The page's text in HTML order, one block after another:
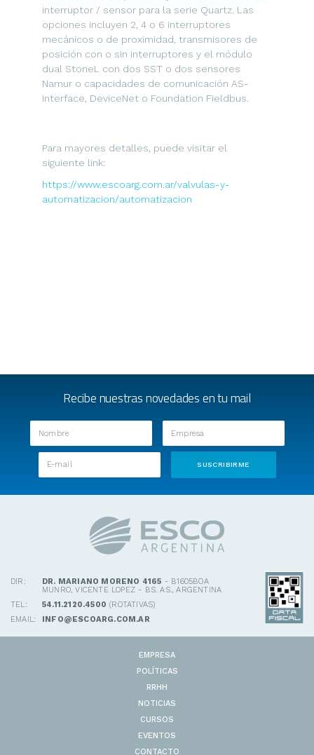
interruptor / sensor para la serie Quartz. Las
opciones incluyen 2, 4 o 6 interruptores
mecánicos o de proximidad, transmisores de
posición con o sin interruptores y el módulo
dual StoneL con dos SST o dos sensores
Namur o capacidades de comunicación AS-
Interface, DeviceNet o Foundation Fieldbus.
Para mayores detalles, puede visitar el
siguiente link:
https://www.escoarg.com.ar/valvulas-y-
automatizacion/automatizacion
Recibe nuestras novedades en tu mail
DIR: DR. MARIANO MORENO 4165 - B1605BOA
MUNRO, VICENTE LOPEZ - BS. AS., ARGENTINA
TEL:
54.11.2120.4500 (ROTATIVAS)
EMAIL:
INFO@ESCOARG.COM.AR
EMPRESA
POLÍTICAS
RRHH
NOTICIAS
CURSOS
EVENTOS
CONTACTO